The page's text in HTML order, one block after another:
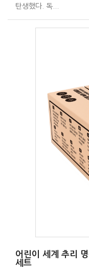
탄생했다. 독...
어린이 세계 추리
세트